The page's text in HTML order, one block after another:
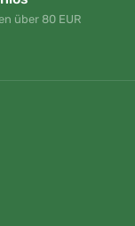
über 80 EUR